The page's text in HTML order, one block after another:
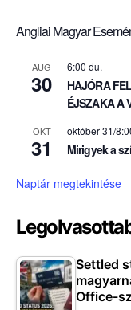
Angliai Magyar
AUG
30
6:00 du.
HAJÓRA
ÉJSZAKA A
OKT
31
október 31/
Mirigyek a
Naptár megtekintése
Settled
Office-